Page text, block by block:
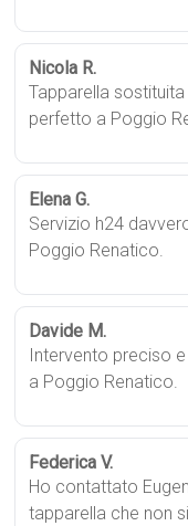
Nicola R.
Tapparella
perfetto a Poggio
Elena G.
Servizio h24
Poggio Renatico.
Davide M.
Intervento preciso
a Poggio Renatico.
Federica V.
Ho contattato
tapparella che non